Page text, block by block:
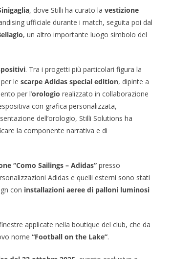
, dove Stilli ha curato la vestizione
ufficiale durante i match, seguita poi dal
, un altro importante luogo simbolo del
. Tra i progetti più particolari figura la
le scarpe Adidas special edition, dipinte a
per l’orologio realizzato in collaborazione
con grafica personalizzata,
dell’orologio, Stilli Solutions ha
la componente narrativa e di
“Como Sailings – Adidas” presso
Adidas e quelli esterni sono stati
con installazioni aeree di palloni luminosi
applicate nella boutique del club, che da
nome “Football on the Lake”.